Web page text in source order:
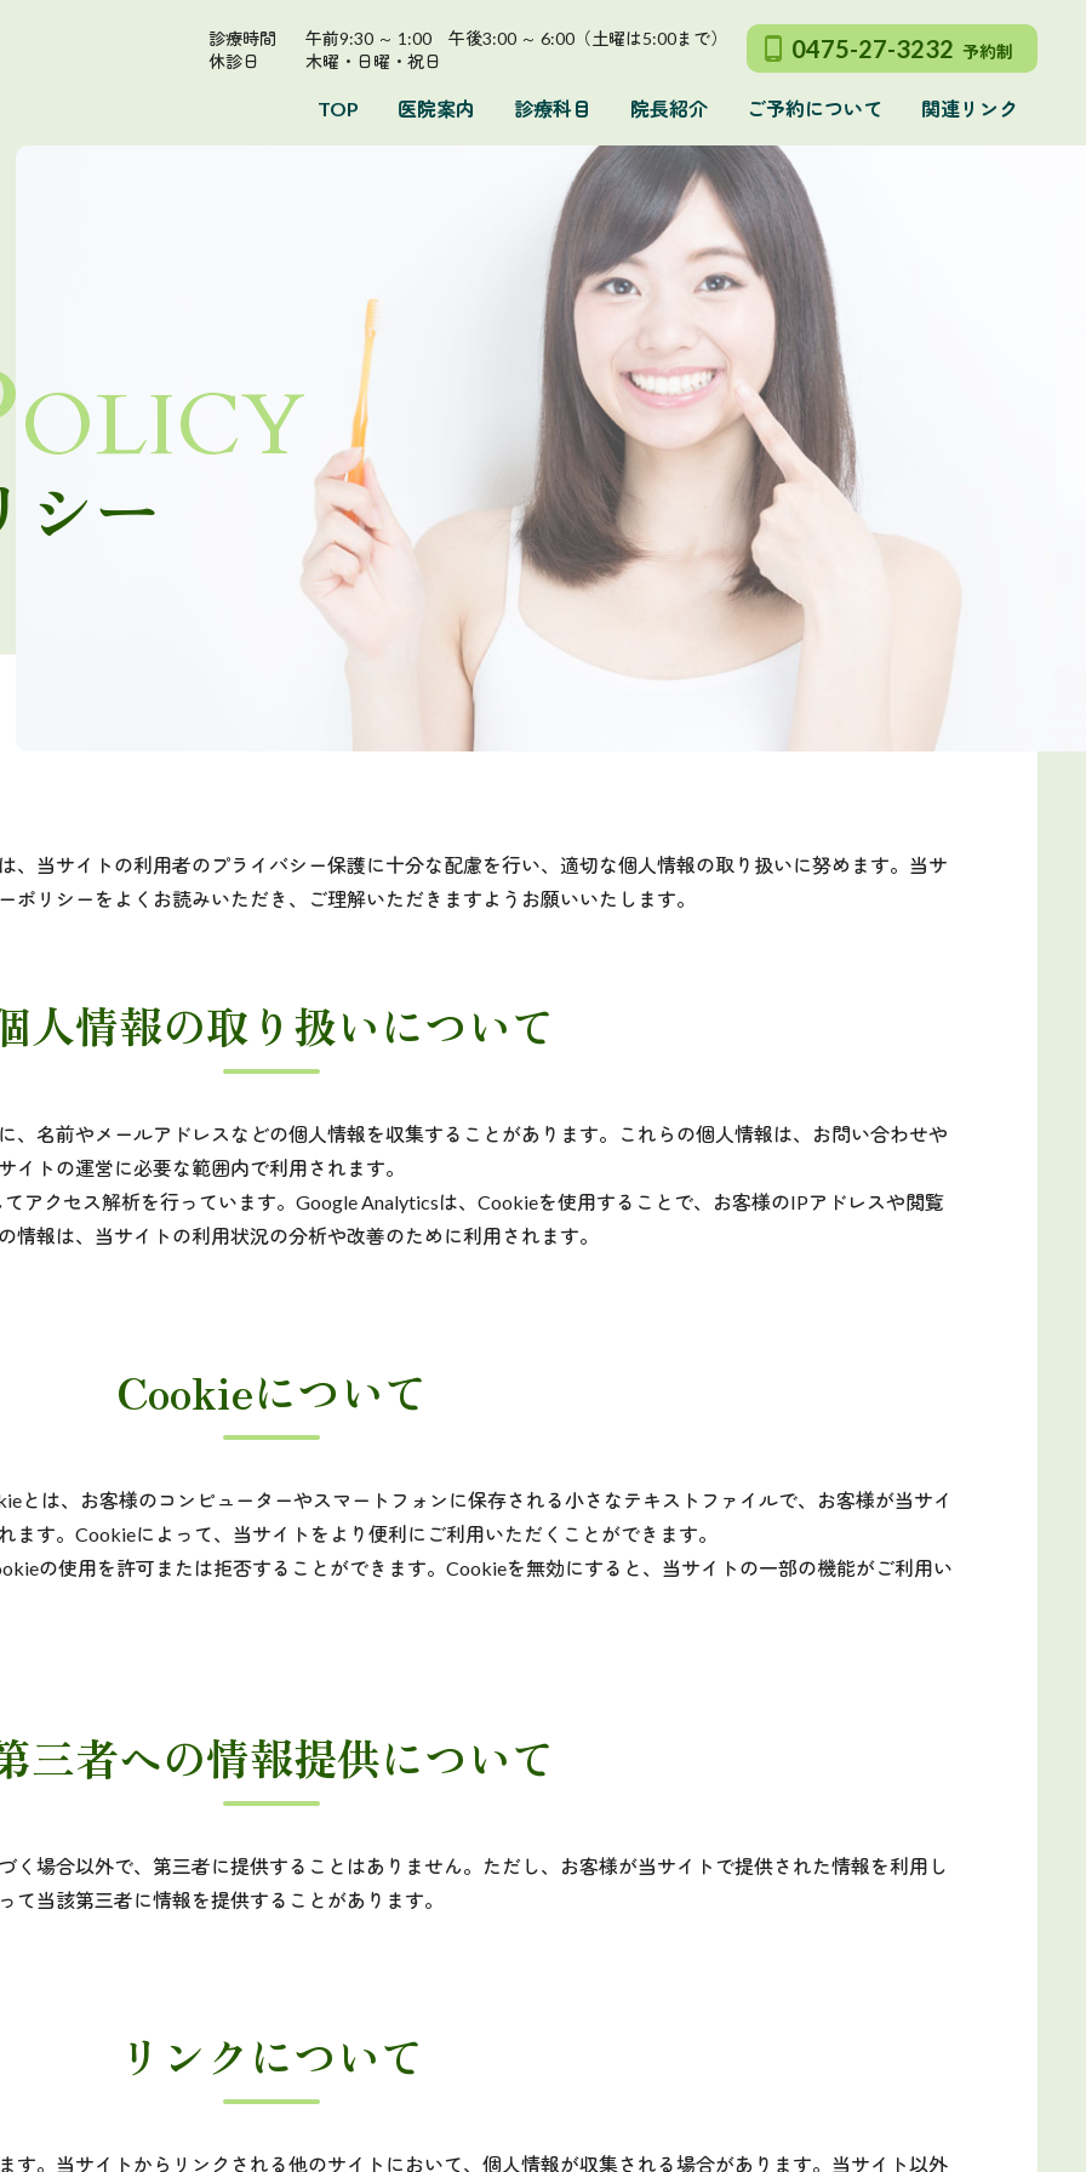
診療時間
午前9:30 ～ 1:00 午後3:00 ～ 6:00（土曜は5:00まで）
休診日
木曜・日曜・祝日 0475-27-3232 予約制
TOP 医院案内 診療科目 院長紹介 ご予約について 関連リンク
シー
、当サイトの利用者のプライバシー保護に十分な配慮を行い、適切な個人情報の取り扱いに努めます。当サ
リシーをよくお読みいただき、ご理解いただきますようお願いいたします。
人情報の取り扱いについて
、名前やメールアドレスなどの個人情報を収集することがあります。これらの個人情報は、お問い合わせや
トの運営に必要な範囲内で利用されます。
アクセス解析を行っています。Google Analyticsは、Cookieを使用することで、お客様のIPアドレスや閲覧
報は、当サイトの利用状況の分析や改善のために利用されます。
Cookieについて
とは、お客様のコンピューターやスマートフォンに保存される小さなテキストファイルで、お客様が当サイ
す。Cookieによって、当サイトをより便利にご利用いただくことができます。
の使用を許可または拒否することができます。Cookieを無効にすると、当サイトの一部の機能がご利用い
三者への情報提供について
く場合以外で、第三者に提供することはありません。ただし、お客様が当サイトで提供された情報を利用し
当該第三者に情報を提供することがあります。
リンクについて
す。当サイトからリンクされる他のサイトにおいて、個人情報が収集される場合があります。当サイト以外